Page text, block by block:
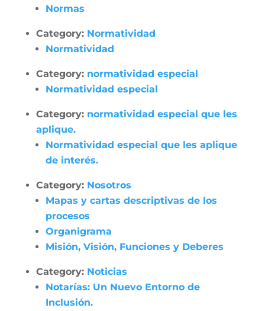
Normas
Category: Normatividad
Normatividad
Category: normatividad especial
Normatividad especial
Category: normatividad especial que les
aplique.
Normatividad especial que les aplique
de interés.
Category: Nosotros
Mapas y cartas descriptivas de los
procesos
Organigrama
Misión, Visión, Funciones y Deberes
Category: Noticias
Notarías: Un Nuevo Entorno de
Inclusión.